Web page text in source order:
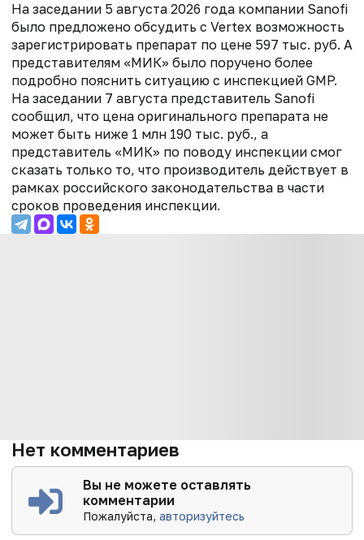
На заседании 5 августа 2026 года компании Sanofi
было предложено обсудить с Vertex возможность
зарегистрировать препарат по цене 597 тыс. руб. А
представителям «МИК» было поручено более
подробно пояснить ситуацию с инспекцией GMP.
На заседании 7 августа представитель Sanofi
сообщил, что цена оригинального препарата не
может быть ниже 1 млн 190 тыс. руб., а
представитель «МИК» по поводу инспекции смог
сказать только то, что производитель действует в
рамках российского законодательства в части
сроков проведения инспекции.
Нет комментариев
Вы не можете оставлять
комментарии
Пожалуйста,авторизуйтесь